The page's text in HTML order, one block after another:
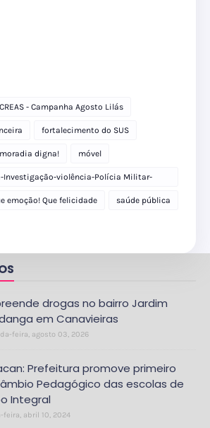
CREAS - Campanha Agosto Lilás
fortalecimento do SUS
moradia digna! móvel
Investigação-violência-Polícia Militar-
emoção! Que felicidade saúde pública
drogas no bairro Jardim
em Canavieiras
feira, agosto 03, 2026
Prefeitura promove primeiro
Pedagógico das escolas de
Integral
feira, abril 10, 2024